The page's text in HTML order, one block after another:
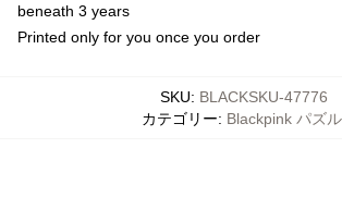
beneath 3 years
Printed only for you once you order
SKU: BLACKSKU-47776
カテゴリー: Blackpink パズル